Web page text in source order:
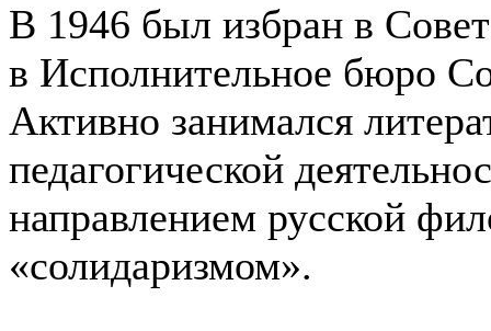
В 1946 был избран в
в Исполнительное бюро
Активно занимался
педагогической
направлением русской
«солидаризмом».